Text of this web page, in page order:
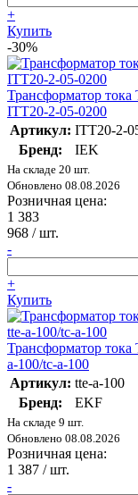
+
Купить
-30%
Трансформатор
ITT20-2-05-0200
Артикул: ITT20-2-
Бренд:
IEK
На складе 20 шт.
Обновлено 08.08.2026
Розничная цена:
1 383
968 / шт.
-
+
Купить
Трансформатор
a-100/tc-a-100
Артикул: tte-a-100
Бренд:
EKF
На складе 9 шт.
Обновлено 08.08.2026
Розничная цена:
1 387 / шт.
-